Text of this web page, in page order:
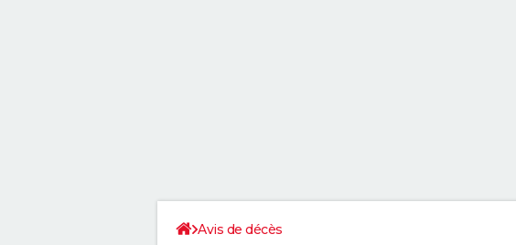
Avis de décès